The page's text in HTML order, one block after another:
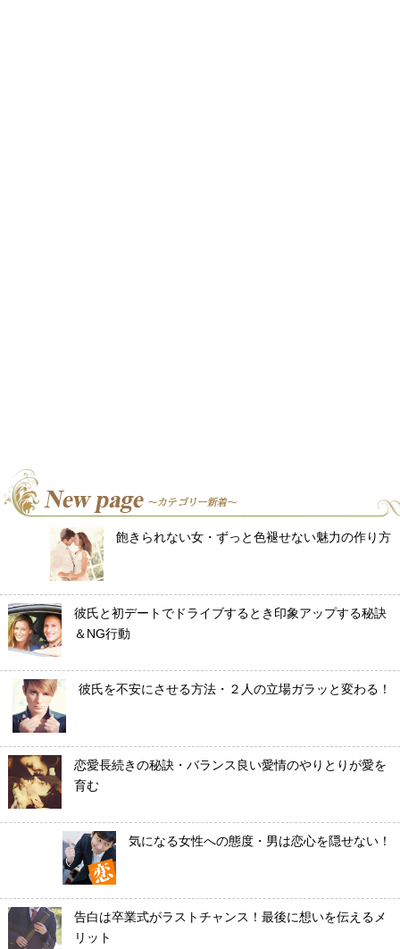
飽きられない女・ずっと色褪せない魅力の作り方
彼氏と初デートでドライブするとき印象アップする秘訣
＆NG行動
彼氏を不安にさせる方法・２人の立場ガラッと変わる！
恋愛長続きの秘訣・バランス良い愛情のやりとりが愛を
育む
気になる女性への態度・男は恋心を隠せない！
告白は卒業式がラストチャンス！最後に想いを伝えるメ
リット